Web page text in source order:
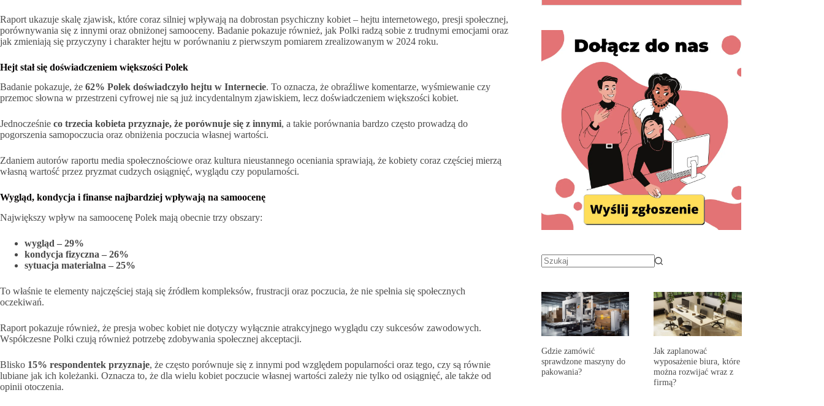
Raport ukazuje skalę zjawisk, które coraz silniej wpływają na dobrostan psychiczny kobiet – hejtu internetowego, presji społecznej,
porównywania się z innymi oraz obniżonej samooceny. Badanie pokazuje również, jak Polki radzą sobie z trudnymi emocjami oraz
jak zmieniają się przyczyny i charakter hejtu w porównaniu z pierwszym pomiarem zrealizowanym w 2024 roku.
Hejt stał się doświadczeniem większości Polek
Badanie pokazuje, że 62% Polek doświadczyło hejtu w Internecie. To oznacza, że obraźliwe komentarze, wyśmiewanie czy
przemoc słowna w przestrzeni cyfrowej nie są już incydentalnym zjawiskiem, lecz doświadczeniem większości kobiet.
Jednocześnie co trzecia kobieta przyznaje, że porównuje się z innymi, a takie porównania bardzo często prowadzą do
pogorszenia samopoczucia oraz obniżenia poczucia własnej wartości.
Zdaniem autorów raportu media społecznościowe oraz kultura nieustannego oceniania sprawiają, że kobiety coraz częściej mierzą
własną wartość przez pryzmat cudzych osiągnięć, wyglądu czy popularności.
Wygląd, kondycja i finanse najbardziej wpływają na samoocenę
Największy wpływ na samoocenę Polek mają obecnie trzy obszary:
wygląd – 29%
kondycja fizyczna – 26%
sytuacja materialna – 25%
To właśnie te elementy najczęściej stają się źródłem kompleksów, frustracji oraz poczucia, że nie spełnia się społecznych
oczekiwań.
Raport pokazuje również, że presja wobec kobiet nie dotyczy wyłącznie atrakcyjnego wyglądu czy sukcesów zawodowych.
Współczesne Polki czują również potrzebę zdobywania społecznej akceptacji.
Blisko 15% respondentek przyznaje, że często porównuje się z innymi pod względem popularności oraz tego, czy są równie
lubiane jak ich koleżanki. Oznacza to, że dla wielu kobiet poczucie własnej wartości zależy nie tylko od osiągnięć, ale także od
opinii otoczenia.
Gdzie zamówić
sprawdzone maszyny do
pakowania?
Jak zaplanować
wyposażenie biura, które
można rozwijać wraz z
firmą?